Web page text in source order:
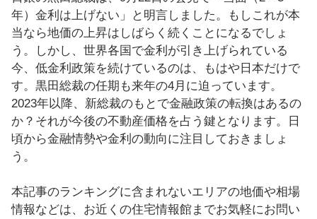
年）金利は上げない」と明言しました。もしこれが本
当なら地価の上昇はしばらく続くことになるでしょ
う。しかし、世界各国で金利が引き上げられている
今、低金利政策を続けているのは、もはや日本だけで
す。黒田総裁の任期も来年の4月に迫っています。
2023年以降、新総裁のもとで金融政策の転換はあるの
か？それが今後の不動産価格を占う鍵となります。日
頃から金融情勢や金利の動向に注目しておきましょ
う。
本記事のランキングに含まれないエリアの地価や相場
情報などは、お近くの住宅情報館までお気軽にお問い